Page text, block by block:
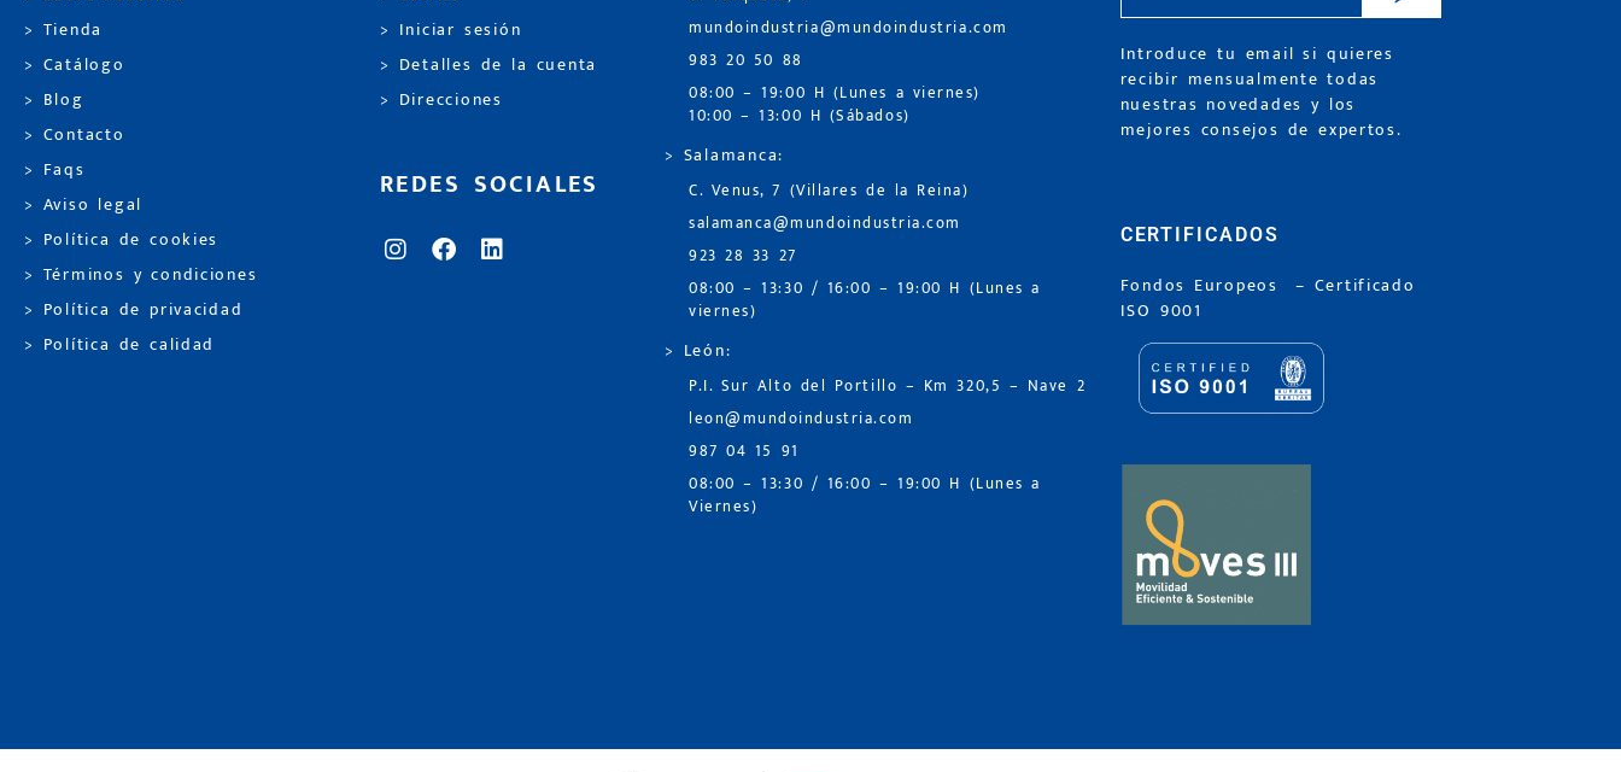
> Tienda
> Catálogo
> Blog
> Contacto
> Faqs
> Aviso legal
> Política de cookies
> Términos y condiciones
> Política de privacidad
> Política de calidad
> Iniciar sesión
> Detalles de la cuenta
> Direcciones
REDES SOCIALES
mundoindustria@mundoindustria.com
983 20 50 88
08:00 – 19:00 H (Lunes a viernes)
10:00 – 13:00 H (Sábados)
> Salamanca:
C. Venus, 7 (Villares de la Reina)
salamanca@mundoindustria.com
923 28 33 27
08:00 – 13:30 / 16:00 – 19:00 H (Lunes a
viernes)
> León:
P.I. Sur Alto del Portillo – Km 320,5 – Nave 2
leon@mundoindustria.com
987 04 15 91
08:00 – 13:30 / 16:00 – 19:00 H (Lunes a
Viernes)
Introduce tu email si quieres
recibir mensualmente todas
nuestras novedades y los
mejores consejos de expertos.
CERTIFICADOS
Fondos Europeos – Certificado
ISO 9001